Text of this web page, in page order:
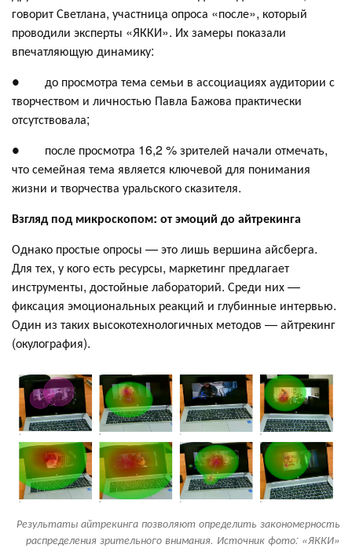
говорит Светлана, участница опроса «после», который
проводили эксперты «ЯККИ». Их замеры показали
впечатляющую динамику:
● до просмотра тема семьи в ассоциациях аудитории с
творчеством и личностью Павла Бажова практически
отсутствовала;
● после просмотра 16,2 % зрителей начали отмечать,
что семейная тема является ключевой для понимания
жизни и творчества уральского сказителя.
Взгляд под микроскопом: от эмоций до айтрекинга
Однако простые опросы — это лишь вершина айсберга.
Для тех, у кого есть ресурсы, маркетинг предлагает
инструменты, достойные лабораторий. Среди них —
фиксация эмоциональных реакций и глубинные интервью.
Один из таких высокотехнологичных методов — айтрекинг
(окулография).
Результаты айтрекинга позволяют определить закономерность
распределения зрительного внимания. Источник фото: «ЯККИ»